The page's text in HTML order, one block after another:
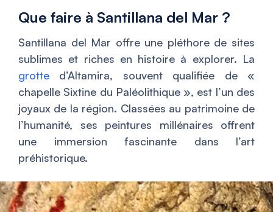
Que faire à Santillana del Mar ?
Santillana del Mar offre une pléthore de sites
sublimes et riches en histoire à explorer. La
grotte d’Altamira, souvent qualifiée de «
chapelle Sixtine du Paléolithique », est l’un des
joyaux de la région. Classées au patrimoine de
l’humanité, ses peintures millénaires offrent
une immersion fascinante dans l’art
préhistorique.